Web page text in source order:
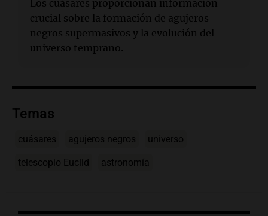
Los cuásares proporcionan información
crucial sobre la formación de agujeros
negros supermasivos y la evolución del
universo temprano.
Temas
cuásares agujeros negros universo
telescopio Euclid astronomía